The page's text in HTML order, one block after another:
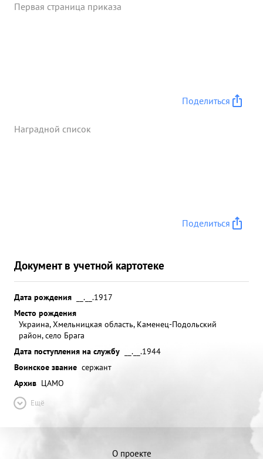
Первая страница приказа
Поделиться
Наградной список
Поделиться
Документ в учетной картотеке
Дата рождения
__.__.1917
Место рождения
Украина, Хмельницкая область, Каменец-Подольский
район, село Брага
Дата поступления на службу
__.__.1944
Воинское звание сержант
Архив ЦАМО
Ещё
О проекте